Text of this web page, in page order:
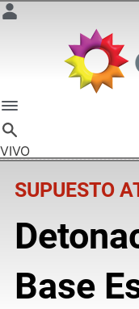
VIVO
SUPUESTO
Base